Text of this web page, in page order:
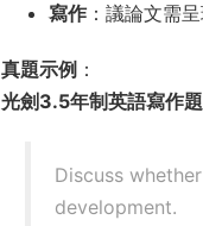
寫作 ：議論文需
真題示例 ：
光劍3.5年制英語寫作題
Discuss
development.